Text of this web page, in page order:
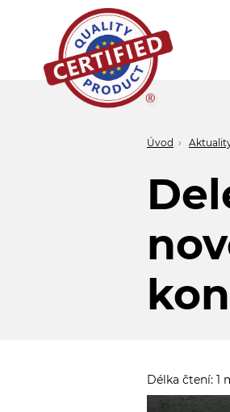
Quality
product
Úvod
Délka čtení: 1